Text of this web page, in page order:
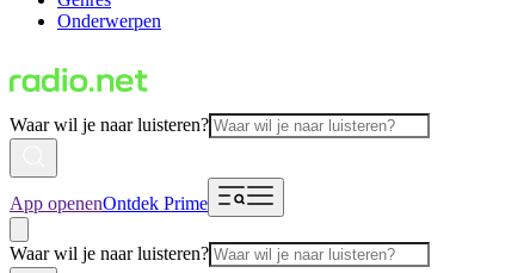
Onderwerpen
Waar wil je naar luisteren?
App openenOntdek Prime
Waar wil je naar luisteren?